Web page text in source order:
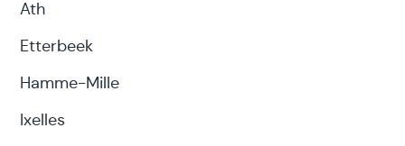
Ath
Etterbeek
Hamme-Mille
Ixelles